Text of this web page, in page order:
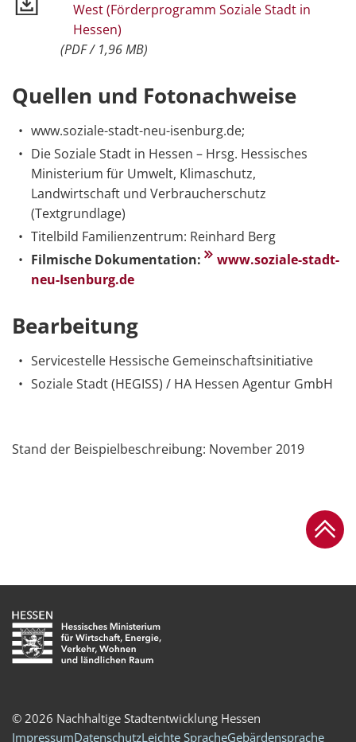
West (Förderprogramm Soziale Stadt in
Hessen)
(PDF / 1,96 MB)
Quellen und Fotonach­­weise
www.soziale-stadt-neu-isenburg.de;
Die Soziale Stadt in Hessen – Hrsg. Hessisches
Ministerium für Umwelt, Klimaschutz,
Landwirtschaft und Verbraucherschutz
(Textgrundlage)
Titelbild Familienzentrum: Reinhard Berg
Filmische Dokumentation:
www.soziale-stadt-
neu-Isenburg.de
Bearbeitung
Servicestelle Hessische Gemeinschaftsinitiative
Soziale Stadt (HEGISS) / HA Hessen Agentur GmbH
Stand der Beispielbeschreibung: November 2019
Zum
© 2026 Nachhaltige Stadtentwicklung Hessen
ImpressumDatenschutzLeichte SpracheGebärdensprache